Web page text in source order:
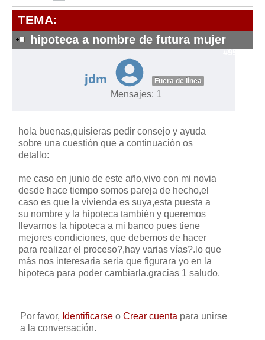
Requerimientos y comunicaciones
Formularios sobre Propiedad Horizontal
Modelos de Acta de Junta de Propietarios
Requerimientos y comunicaciones
Legislación sobre Arrendamientos Urbanos
Legislación sobre la Comunidad de Propietarios
Legislación de interés práctico
Diccionario
Usuario
Entrar / Salir
Mis boletines
TEMA:
hipoteca a nombre de futura mujer
#9593
jdm Fuera de línea
Mensajes: 1
hola buenas,quisieras pedir consejo y ayuda
sobre una cuestión que a continuación os
detallo:
me caso en junio de este año,vivo con mi novia
desde hace tiempo somos pareja de hecho,el
caso es que la vivienda es suya,esta puesta a
su nombre y la hipoteca también y queremos
llevarnos la hipoteca a mi banco pues tiene
mejores condiciones, que debemos de hacer
para realizar el proceso?,hay varias vías?.lo que
más nos interesaria seria que figurara yo en la
hipoteca para poder cambiarla.gracias 1 saludo.
Por favor, Identificarse o Crear cuenta para unirse
a la conversación.